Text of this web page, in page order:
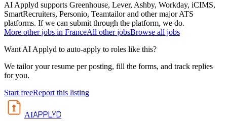
AI Applyd supports Greenhouse, Lever, Ashby, Workday, iCIMS,
SmartRecruiters, Personio, Teamtailor and other major ATS
platforms. If we can submit through the platform, we do.
More other jobs in FranceAll other jobsBrowse all jobs
Want AI Applyd to auto-apply to roles like this?
We tailor your resume per posting, fill the forms, and track replies
for you.
Start freeReport this listing
AIAPPLYD